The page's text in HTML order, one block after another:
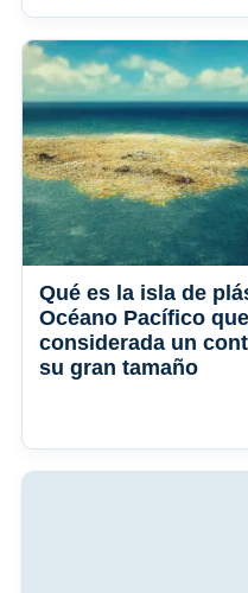
Qué es la isla de
Océano Pacífico
considerada un
su gran tamaño